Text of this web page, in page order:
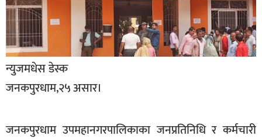
प्रमुख
समाचार
राष्ट्रिय
अन्तराष्ट्रिय
अर्थ
न्युजमधेस डेस्क
जनकपुरधाम,२५ असार।
जनकपुरधाम उपमहानगरपालिकाका जनप्रतिनिधि र कर्मचारी